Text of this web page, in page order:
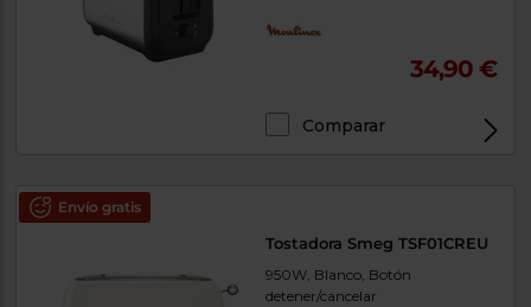
34,90 €
Comparar
Envío gratis
Tostadora Smeg TSF01CREU
950W, Blanco, Botón
detener/cancelar